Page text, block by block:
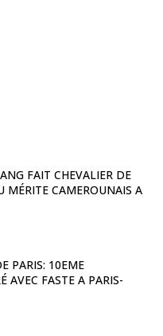
FAIT CHEVALIER DE
MÉRITE CAMEROUNAIS A
PARIS: 10EME
AVEC FASTE A PARIS-